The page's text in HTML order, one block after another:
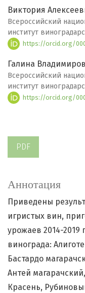
Виктория
Всероссийский
институт
https://orcid.org/
Галина
Всероссийский
институт
https://orcid.org/
PDF
Аннотация
Приведены
игристых вин,
урожаев 2014-2019
винограда:
Бастардо
Антей
Красень,